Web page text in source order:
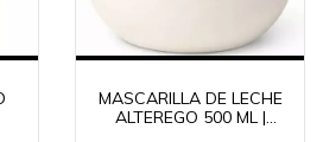
MASCARILLA DE LECHE
ALTEREGO 500 ML |